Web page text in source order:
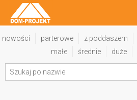
nowości parterowe z poddaszem
małe
średnie duże